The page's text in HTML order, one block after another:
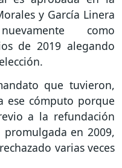
y García Linera
como
de 2019 alegando
que tuvieron,
ese cómputo porque
a la refundación
en 2009,
varias veces